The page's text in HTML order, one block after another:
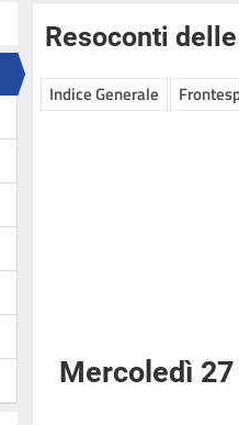
Resoconti
Indice Generale
Mercoledì